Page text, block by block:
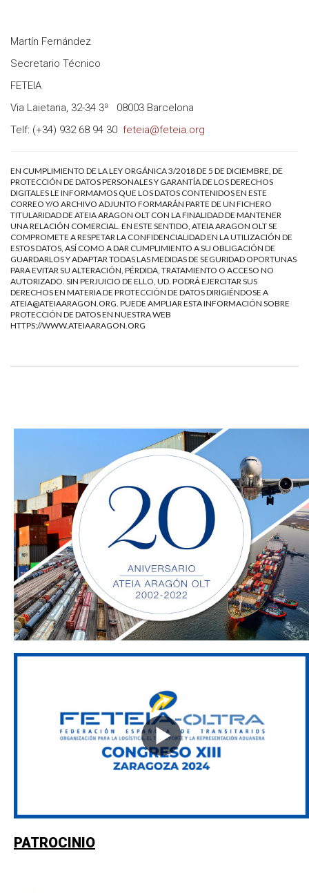
Martín Fernández
Secretario Técnico
FETEIA
Via Laietana, 32-34 3ª 08003 Barcelona
Telf: (+34) 932 68 94 30 feteia@feteia.org
EN CUMPLIMIENTO DE LA LEY ORGÁNICA 3/2018 DE 5 DE DICIEMBRE, DE
PROTECCIÓN DE DATOS PERSONALES Y GARANTÍA DE LOS DERECHOS
DIGITALES LE INFORMAMOS QUE LOS DATOS CONTENIDOS EN ESTE
CORREO Y/O ARCHIVO ADJUNTO FORMARÁN PARTE DE UN FICHERO
TITULARIDAD DE ATEIA ARAGON OLT CON LA FINALIDAD DE MANTENER
UNA RELACIÓN COMERCIAL. EN ESTE SENTIDO, ATEIA ARAGON OLT SE
COMPROMETE A RESPETAR LA CONFIDENCIALIDAD EN LA UTILIZACIÓN DE
ESTOS DATOS, ASÍ COMO A DAR CUMPLIMIENTO A SU OBLIGACIÓN DE
GUARDARLOS Y ADAPTAR TODAS LAS MEDIDAS DE SEGURIDAD OPORTUNAS
PARA EVITAR SU ALTERACIÓN, PÉRDIDA, TRATAMIENTO O ACCESO NO
AUTORIZADO. SIN PERJUICIO DE ELLO, UD. PODRÁ EJERCITAR SUS
DERECHOS EN MATERIA DE PROTECCIÓN DE DATOS DIRIGIÉNDOSE A
ATEIA@ATEIAARAGON.ORG. PUEDE AMPLIAR ESTA INFORMACIÓN SOBRE
PROTECCIÓN DE DATOS EN NUESTRA WEB
HTTPS://WWW.ATEIAARAGON.ORG
PATROCINIO